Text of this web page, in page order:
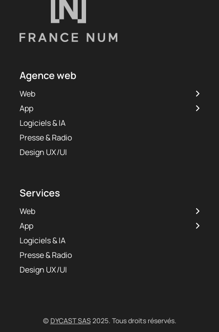
Agence web
Web
App
Logiciels & IA
Presse & Radio
Design UX/UI
Services
Web
App
Logiciels & IA
Presse & Radio
Design UX/UI
© DYCAST SAS2025. Tous droits réservés.